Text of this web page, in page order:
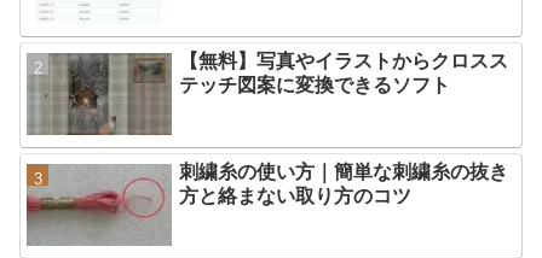
【無料】写真やイラストからクロスス
テッチ図案に変換できるソフト
刺繍糸の使い方｜簡単な刺繍糸の抜き
方と絡まない取り方のコツ